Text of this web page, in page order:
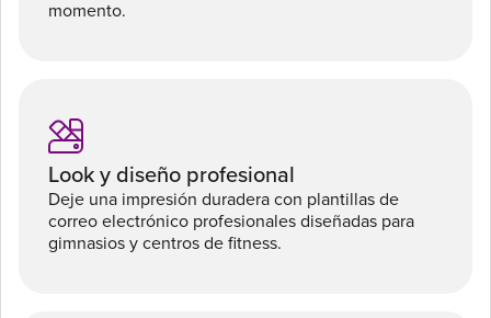
momento.
Look y diseño profesional
Deje una impresión duradera con plantillas de
correo electrónico profesionales diseñadas para
gimnasios y centros de fitness.